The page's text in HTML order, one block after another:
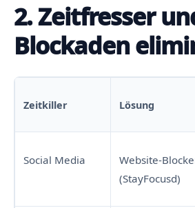
2. Zeitfresser
Blockaden
Zeitkiller Lösung
Social Media
Website-
(StayFocusd)